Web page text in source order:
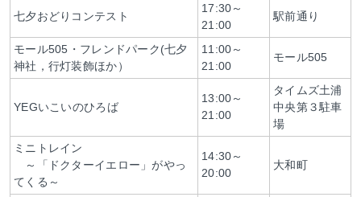
七夕おどりコンテスト
17:30～
21:00
駅前通り
モール505・フレンドパーク(七夕
神社，行灯装飾ほか）
11:00～
21:00
モール505
YEGいこいのひろば
13:00～
21:00
タイムズ土浦
中央第３駐車
場
ミニトレイン
～「ドクターイエロー」がやっ
てくる～
14:30～
20:00
大和町